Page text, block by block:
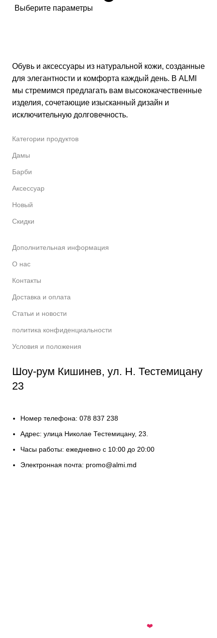
Выберите параметры
Обувь и аксессуары из натуральной кожи, созданные
для элегантности и комфорта каждый день. В ALMI
мы стремимся предлагать вам высококачественные
изделия, сочетающие изысканный дизайн и
исключительную долговечность.
Категории продуктов
Дамы
Барби
Аксессуар
Новый
Скидки
Дополнительная информация
О нас
Контакты
Доставка и оплата
Статьи и новости
политика конфиденциальности
Условия и положения
Шоу-рум Кишинев, ул. Н. Тестемицану
23
Номер телефона: 078 837 238
Адрес: улица Николае Тестемицану, 23.
Часы работы: ежедневно с 10:00 до 20:00
Электронная почта: promo@almi.md
❤️